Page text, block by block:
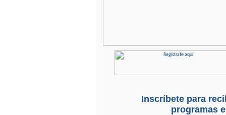
Inscríbete para
programas